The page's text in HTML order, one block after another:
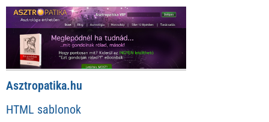
Asztropatika.hu
HTML sablonok